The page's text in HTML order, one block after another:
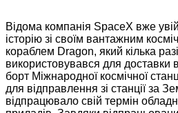
Відома компанія SpaceX вже
історію зі своїм вантажним
кораблем Dragon, який кілька
використовувався для доставки
борт Міжнародної космічної
для відправлення зі станції за
відпрацювало свій термін